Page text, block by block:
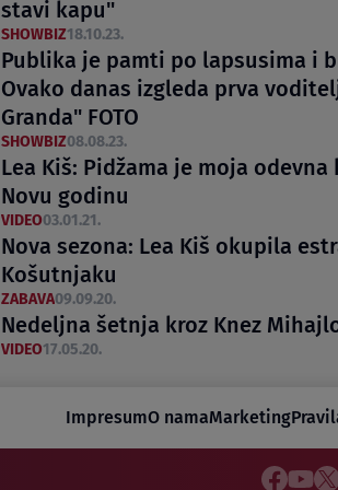
stavi kapu"
SHOWBIZ18.10.23.
Publika je pamti po lapsusima i
Ovako danas izgleda prva
Granda" FOTO
SHOWBIZ08.08.23.
Lea Kiš: Pidžama je moja
Novu godinu
VIDEO03.01.21.
Nova sezona: Lea Kiš okupila
Košutnjaku
ZABAVA09.09.20.
Nedeljna šetnja kroz Knez
VIDEO17.05.20.
ImpresumO namaMarketing